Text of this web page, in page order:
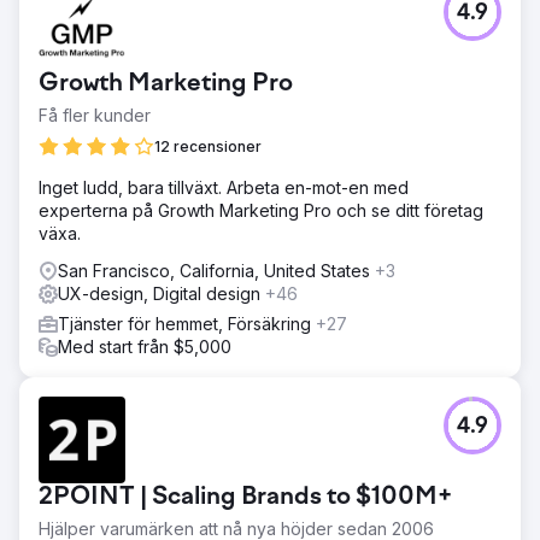
Growth Marketing Pro
Få fler kunder
12 recensioner
4.9
Inget ludd, bara tillväxt. Arbeta en-mot-en med
experterna på Growth Marketing Pro och se ditt företag
växa.
San Francisco, California, United States +3
UX-design, Digital design +46
Tjänster för hemmet, Försäkring +27
Med start från $5,000
2POINT | Scaling Brands to $100M+
Hjälper varumärken att nå nya höjder sedan 2006
4.9